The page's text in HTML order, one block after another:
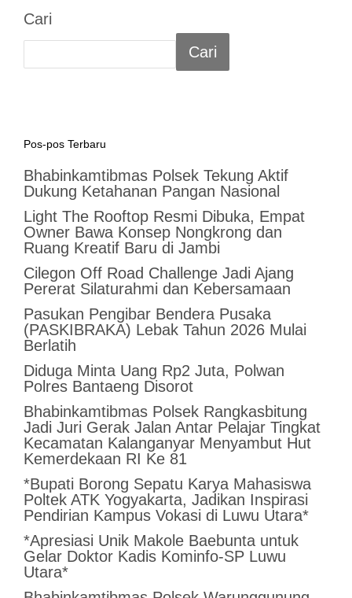
Cari
Cari
Pos-pos Terbaru
Bhabinkamtibmas Polsek Tekung Aktif
Dukung Ketahanan Pangan Nasional
Light The Rooftop Resmi Dibuka, Empat
Owner Bawa Konsep Nongkrong dan
Ruang Kreatif Baru di Jambi
Cilegon Off Road Challenge Jadi Ajang
Pererat Silaturahmi dan Kebersamaan
Pasukan Pengibar Bendera Pusaka
(PASKIBRAKA) Lebak Tahun 2026 Mulai
Berlatih
Diduga Minta Uang Rp2 Juta, Polwan
Polres Bantaeng Disorot
Bhabinkamtibmas Polsek Rangkasbitung
Jadi Juri Gerak Jalan Antar Pelajar Tingkat
Kecamatan Kalanganyar Menyambut Hut
Kemerdekaan RI Ke 81
*Bupati Borong Sepatu Karya Mahasiswa
Poltek ATK Yogyakarta, Jadikan Inspirasi
Pendirian Kampus Vokasi di Luwu Utara*
*Apresiasi Unik Makole Baebunta untuk
Gelar Doktor Kadis Kominfo-SP Luwu
Utara*